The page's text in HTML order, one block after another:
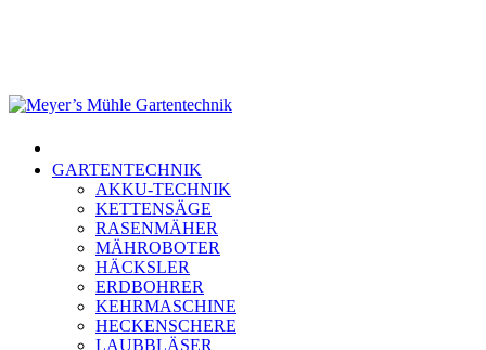
GARTENTECHNIK
AKKU-TECHNIK
KETTENSÄGE
RASENMÄHER
MÄHROBOTER
HÄCKSLER
ERDBOHRER
KEHRMASCHINE
HECKENSCHERE
LAUBBLÄSER